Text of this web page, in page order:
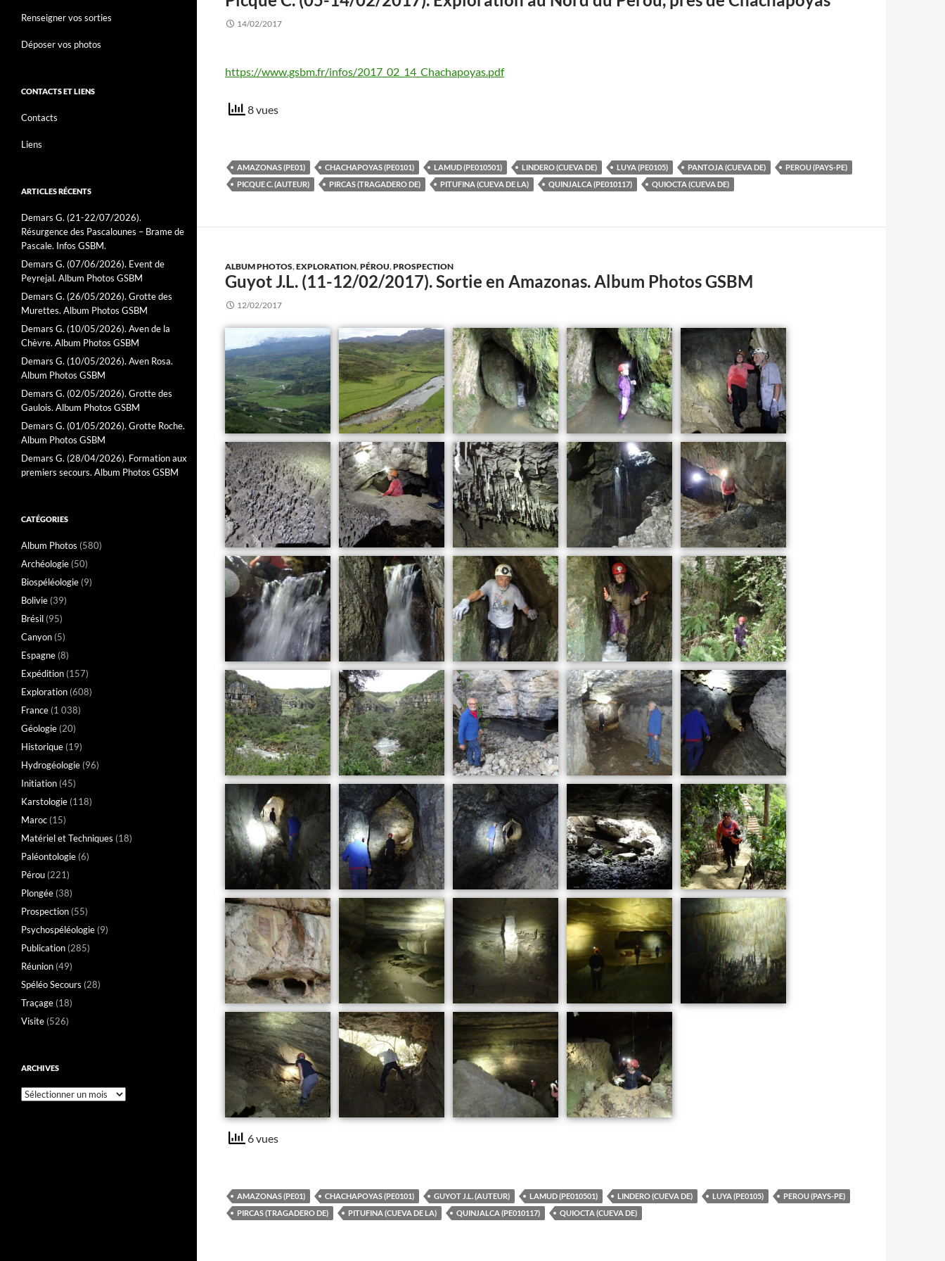
14/02/2017
https://www.gsbm.fr/infos/2017_02_14_Chachapoyas.pdf
8 vues
AMAZONAS (PE01) CHACHAPOYAS (PE0101) LAMUD (PE010501) LINDERO (CUEVA DE) LUYA (PE0105) PANTOJA (CUEVA DE)
PEROU (PAYS-PE)
PICQUE C. (AUTEUR)
PIRCAS (TRAGADERO DE) PITUFINA (CUEVA DE LA) QUINJALCA (PE010117) QUIOCTA (CUEVA DE)
ALBUM PHOTOS,EXPLORATION,PÉROU,PROSPECTION
Guyot J.L. (11-12/02/2017). Sortie en Amazonas. Album Photos GSBM
12/02/2017
6 vues
AMAZONAS (PE01) CHACHAPOYAS (PE0101) GUYOT J.L. (AUTEUR) LAMUD (PE010501) LINDERO (CUEVA DE) LUYA (PE0105)
PEROU (PAYS-PE)
PIRCAS (TRAGADERO DE)
PITUFINA (CUEVA DE LA) QUINJALCA (PE010117) QUIOCTA (CUEVA DE)
Renseigner vos sorties
Déposer vos photos
CONTACTS ET LIENS
Contacts
Liens
ARTICLES RÉCENTS
Demars G. (21-22/07/2026).
Résurgence des Pascalounes – Brame de
Pascale. Infos GSBM.
Demars G. (07/06/2026). Event de
Peyrejal. Album Photos GSBM
Demars G. (26/05/2026). Grotte des
Murettes. Album Photos GSBM
Demars G. (10/05/2026). Aven de la
Chèvre. Album Photos GSBM
Demars G. (10/05/2026). Aven Rosa.
Album Photos GSBM
Demars G. (02/05/2026). Grotte des
Gaulois. Album Photos GSBM
Demars G. (01/05/2026). Grotte Roche.
Album Photos GSBM
Demars G. (28/04/2026). Formation aux
premiers secours. Album Photos GSBM
CATÉGORIES
Album Photos (580)
Archéologie (50)
Biospéléologie (9)
Bolivie (39)
Brésil (95)
Canyon (5)
Espagne (8)
Expédition (157)
Exploration (608)
France (1 038)
Géologie (20)
Historique (19)
Hydrogéologie (96)
Initiation (45)
Karstologie (118)
Maroc (15)
Matériel et Techniques (18)
Paléontologie (6)
Pérou (221)
Plongée (38)
Prospection (55)
Psychospéléologie (9)
Publication (285)
Réunion (49)
Spéléo Secours (28)
Traçage (18)
Visite (526)
ARCHIVES
Archives